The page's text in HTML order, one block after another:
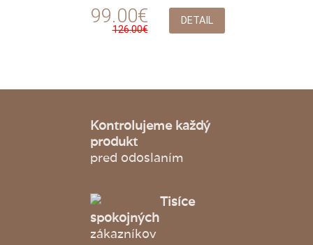
99.00€
126.00€
DETAIL
Kontrolujeme každý
produkt
pred odoslaním
Tisíce
spokojných
zákazníkov